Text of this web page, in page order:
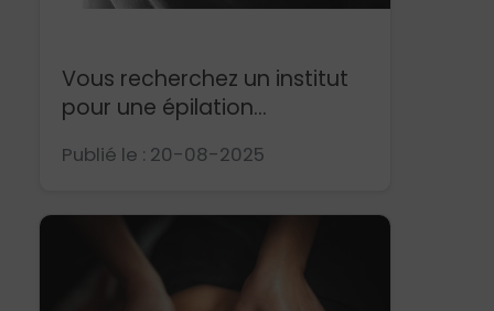
Vous recherchez un institut
pour une épilation...
Publié le : 20-08-2025